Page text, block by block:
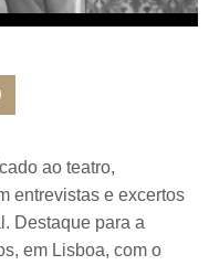
ao teatro,
entrevistas e excertos
Destaque para a
em Lisboa, com o